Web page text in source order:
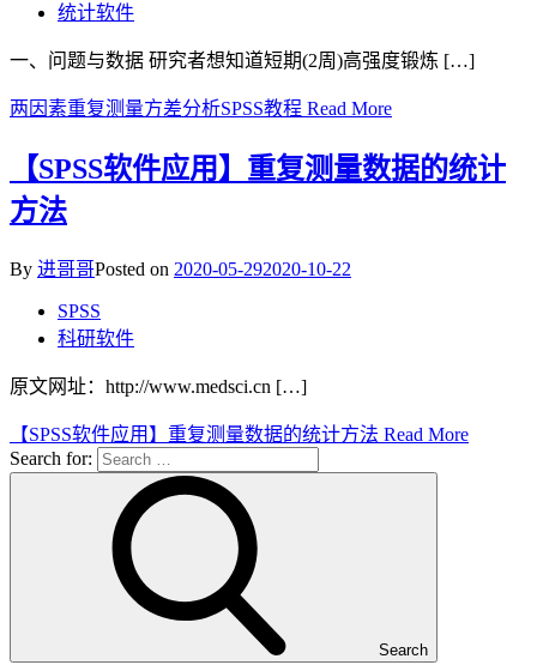
统计软件
一、问题与数据 研究者想知道短期(2周)高强度锻炼 […]
两因素重复测量方差分析SPSS教程 Read More
【SPSS软件应用】重复测量数据的统计
方法
By 进哥哥Posted on 2020-05-292020-10-22
SPSS
科研软件
原文网址：http://www.medsci.cn […]
【SPSS软件应用】重复测量数据的统计方法 Read More
Search for:
Search